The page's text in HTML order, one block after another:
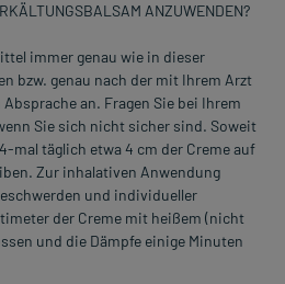
ANZUWENDEN?
immer genau wie in dieser
bzw. genau nach der mit Ihrem Arzt
an. Fragen Sie bei Ihrem
Sie sich nicht sicher sind. Soweit
mal täglich etwa 4 cm der Creme auf
Zur inhalativen Anwendung
und individueller
der Creme mit heißem (nicht
und die Dämpfe einige Minuten